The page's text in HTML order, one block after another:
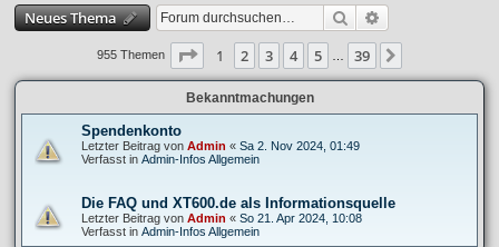
Neues Thema Suche
955 Themen Seite 1von 39
1 2 3 4 5 39
Bekanntmachungen
Spendenkonto
Letzter Beitrag von Admin « Sa 2. Nov 2024, 01:49
Verfasst in Admin-Infos Allgemein
Die FAQ und XT600.de als Informationsquelle
Letzter Beitrag von Admin « So 21. Apr 2024, 10:08
Verfasst in Admin-Infos Allgemein